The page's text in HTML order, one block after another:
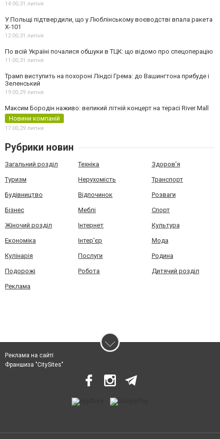
14:00,31 липня
У Польщі підтвердили, що у Люблінському воєводстві впала ракета
Х-101
12:00,31 липня
По всій Україні почалися обшуки в ТЦК: що відомо про спецоперацію
11:00,31 липня
Трамп виступить на похороні Ліндсі Грема: до Вашингтона прибуде і
Зеленський
19:00,29 липня
Максим Бородін наживо: великий літній концерт на терасі River Mall
Новини компаній
17:00,29 липня
Рубрики новин
Загальний розділ Техніка Здоров'я
Туризм Нерухомість Транспорт
Будівництво Відпочинок Розваги
Бізнес Меблі Спорт
Жіночий розділ Інтернет Культура
Економіка Інтер'єр Мода
Кулінарія Послуги Родина
Подорожі Робота Дитячий розділ
Реклама
Реклама на сайті
Франшиза "CitySites"